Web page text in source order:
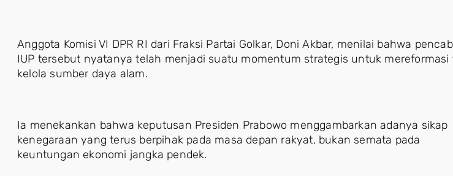
Anggota Komisi VI DPR RI dari Fraksi Partai Golkar, Doni Akbar, menilai bahwa
IUP tersebut nyatanya telah menjadi suatu momentum strategis untuk mereformasi
kelola sumber daya alam.
Ia menekankan bahwa keputusan Presiden Prabowo menggambarkan adanya sikap
kenegaraan yang terus berpihak pada masa depan rakyat, bukan semata pada
keuntungan ekonomi jangka pendek.